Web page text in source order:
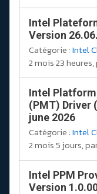
Intel
Version
Catégorie :Intel
2 mois 23 heures,
Intel
(PMT) Driver
june 2026
Catégorie :Intel
2 mois 5 jours,
Intel PPM
Version